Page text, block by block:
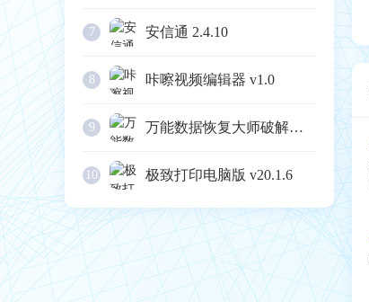
7 安信通 2.4.10
8 咔嚓视频编辑器 v1.0
9 万能数据恢复大师破解版 v6.3
10 极致打印电脑版 v20.1.6